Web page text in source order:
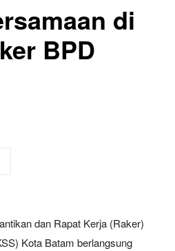
di
BPD
dan Rapat Kerja (Raker)
Kota Batam berlangsung